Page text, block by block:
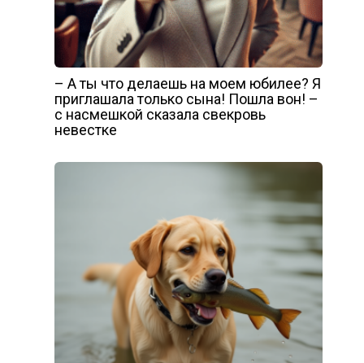
– А ты что делаешь на моем юбилее? Я
приглашала только сына! Пошла вон! –
с насмешкой сказала свекровь
невестке